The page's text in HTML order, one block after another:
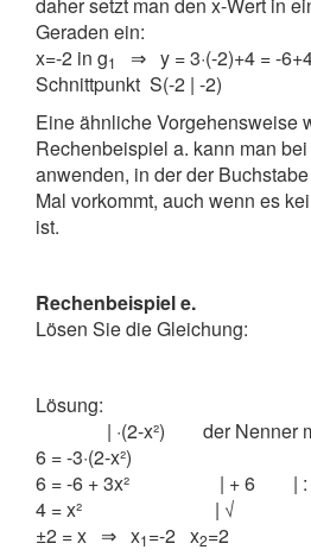
Geraden ein:
x=-2 in g1
⇒ y = 3·(-2)+4 = -
Schnittpunkt S(-2 | -2)
Eine ähnliche Vorgehensweise
Rechenbeispiel a. kann man
anwenden, in der der
Mal vorkommt, auch wenn es
ist.
Rechenbeispiel e.
Lösen Sie die Gleichung:
Lösung:
| ·(2-x²) der Nenner
6 = -3·(2-x²)
6 = -6 + 3x² | + 6 | :
4 = x² | √
±2 = x ⇒ x1=-2 x2=2